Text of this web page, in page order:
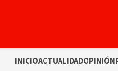
INICIOACTUALIDADOPINIÓN